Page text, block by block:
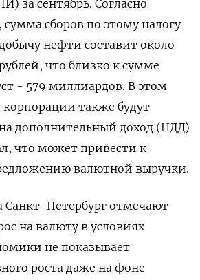
за сентябрь. Согласно
сумма сборов по этому налогу
нефти составит около
что близко к сумме
- 579 миллиардов. В этом
корпорации также будут
дополнительный доход (НДД)
что может привести к
валютной выручки.
Санкт-Петербург отмечают
на валюту в условиях
не показывает
роста даже на фоне